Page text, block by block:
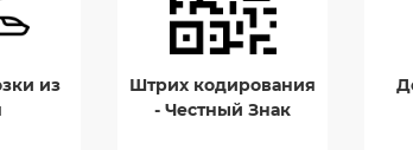
из
Штрих кодирования
- Честный Знак